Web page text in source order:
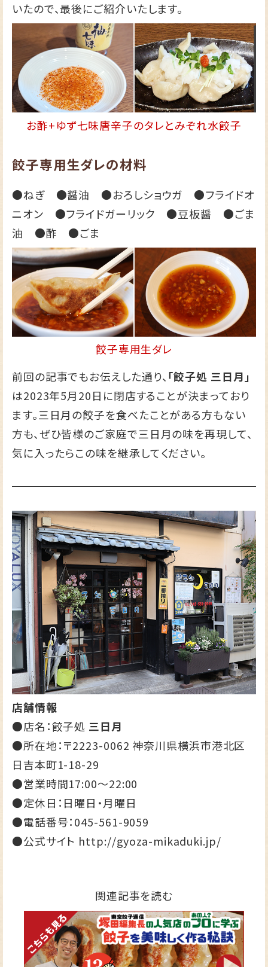
いたので、最後にご紹介いたします。
お酢+ゆず七味唐辛子のタレとみぞれ水餃子
餃子専用生ダレの材料
●ねぎ ●醤油 ●おろしショウガ ●フライドオ
ニオン ●フライドガーリック ●豆板醤 ●ごま
油 ●酢 ●ごま
餃子専用生ダレ
前回の記事でもお伝えした通り、 「餃子処 三日月」
は2023年5月20日に閉店することが決まっており
ます。三日月の餃子を食べたことがある方もない
方も、ぜひ皆様のご家庭で三日月の味を再現して、
気に入ったらこの味を継承してください。
店舗情報
●店名：餃子処 三日月
●所在地：〒2223-0062 神奈川県横浜市港北区
日吉本町1-18-29
●営業時間17:00～22:00
●定休日：日曜日・月曜日
●電話番号：045-561-9059
●公式サイト http://gyoza-mikaduki.jp/
関連記事を読む